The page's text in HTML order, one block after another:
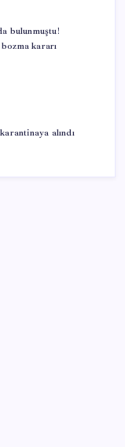
bulunmuştu!
kararı
alındı